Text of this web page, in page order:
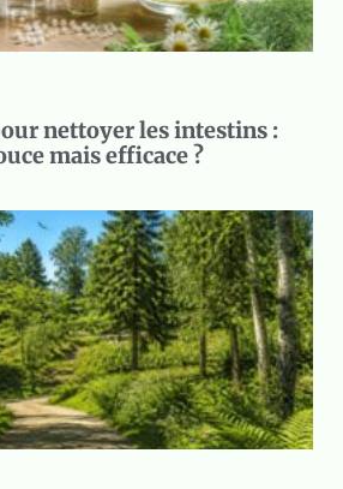
nettoyer les intestins :
mais efficace ?